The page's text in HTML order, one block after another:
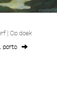
| Op doek
porto